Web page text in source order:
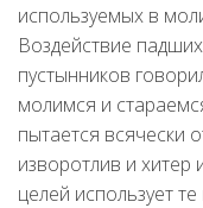
используемых в
Воздействие
пустынников
молимся и
пытается всячески
изворотлив и хитер
целей использует